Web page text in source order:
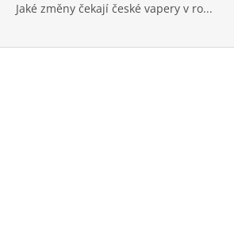
Jaké změny čekají české vapery v ro...